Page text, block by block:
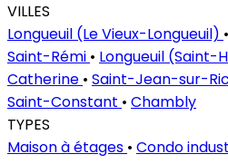
VILLES
Longueuil (Le Vieux-Longueuil) •
Saint-Rémi • Longueuil (Saint-
Catherine • Saint-Jean-sur-
Saint-Constant • Chambly
TYPES
Maison à étages • Condo